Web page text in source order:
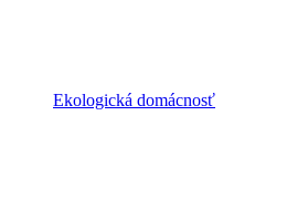
Ekologická domácnosť